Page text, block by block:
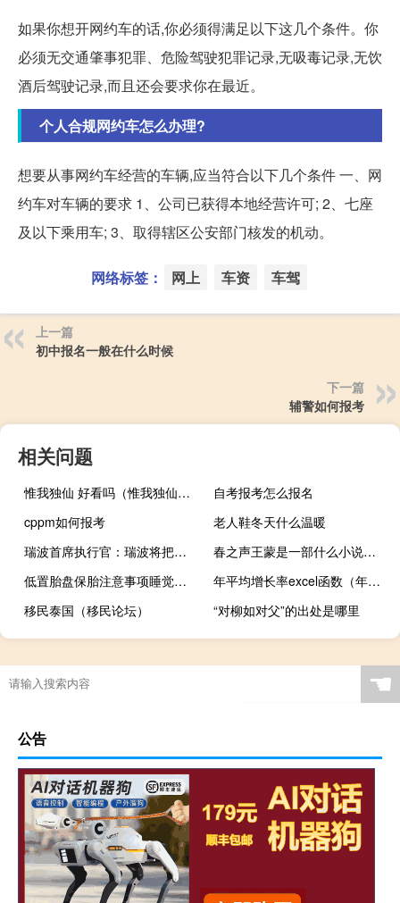
如果你想开网约车的话,你必须得满足以下这几个条件。你
必须无交通肇事犯罪、危险驾驶犯罪记录,无吸毒记录,无饮
酒后驾驶记录,而且还会要求你在最近。
个人合规网约车怎么办理?
想要从事网约车经营的车辆,应当符合以下几个条件 一、网
约车对车辆的要求 1、公司已获得本地经营许可; 2、七座
及以下乘用车; 3、取得辖区公安部门核发的机动。
网络标签： 网上 车资 车驾
上一篇
初中报名一般在什么时候
下一篇
辅警如何报考
相关问题
惟我独仙 好看吗（惟我独仙好看吗）
自考报考怎么报名
cppm如何报考
老人鞋冬天什么温暖
瑞波首席执行官：瑞波将把其与美国证券交易委员会（SEC）的案件一直上诉至最高法院
春之声王蒙是一部什么小说（春之声-王蒙创作短篇小说简介）
低置胎盘保胎注意事项睡觉（低置胎盘保胎注意事项）
年平均增长率excel函数（年平均增长率excel）
移民泰国（移民论坛）
“对柳如对父”的出处是哪里
☚
公告